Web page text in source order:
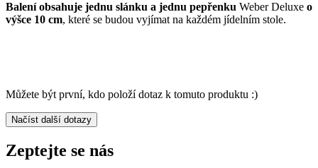
Balení obsahuje jednu slánku a jednu pepřenku Weber Deluxe o
výšce 10 cm, které se budou vyjímat na každém jídelním stole.
Můžete být první, kdo položí dotaz k tomuto produktu :)
Načíst další dotazy
Zeptejte se nás